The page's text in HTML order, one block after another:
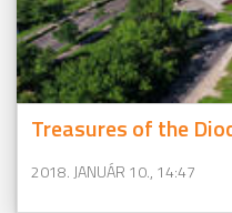
Treasures of the
2018. JANUÁR 10., 14:47